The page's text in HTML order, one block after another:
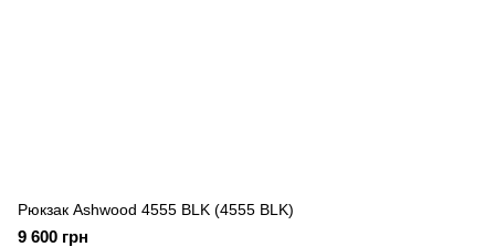
Рюкзак Ashwood 4555 BLK (4555 BLK)
9 600 грн